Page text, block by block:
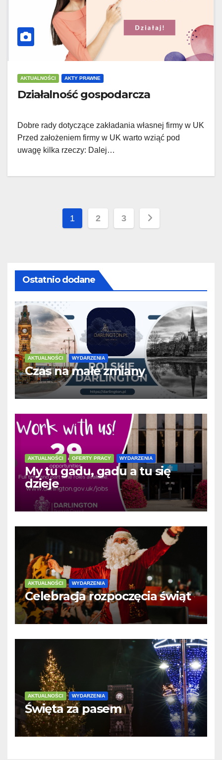
AKTUALNOŚCI AKTY PRAWNE
Działalność gospodarcza
Dobre rady dotyczące zakładania własnej firmy w UK
Przed założeniem firmy w UK warto wziąć pod
uwagę kilka rzeczy: Dalej…
Stronicowanie
1 2 3
Ostatnio dodane
AKTUALNOŚCI WYDARZENIA
Czas na małe zmiany
AKTUALNOŚCI OFERTY PRACY WYDARZENIA
My tu gadu, gadu a tu się
dzieje
AKTUALNOŚCI WYDARZENIA
Celebracja rozpoczęcia świąt
AKTUALNOŚCI WYDARZENIA
Święta za pasem